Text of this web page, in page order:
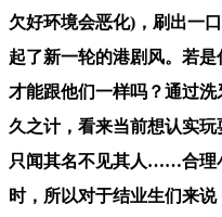
欠好环境会恶化)，刷出一
起了新一轮的港剧风。若
才能跟他们一样吗？通过
久之计，看来当前想认实
只闻其名不见其人……合理
时，所以对于结业生们来